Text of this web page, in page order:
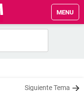
MENU
Siguiente Tema